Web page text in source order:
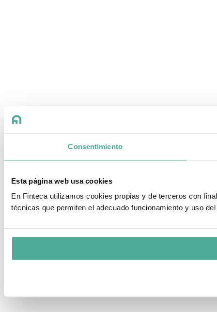
Consentimiento
Esta página web usa cookies
En Finteca utilizamos cookies propias y de terceros con
técnicas que permiten el adecuado funcionamiento y uso